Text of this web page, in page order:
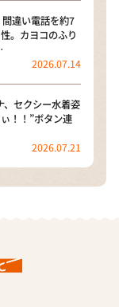
間違い電話を約7
。カヨコのふり
2026.07.14
、セクシー水着姿
！！”ボタン連
2026.07.21